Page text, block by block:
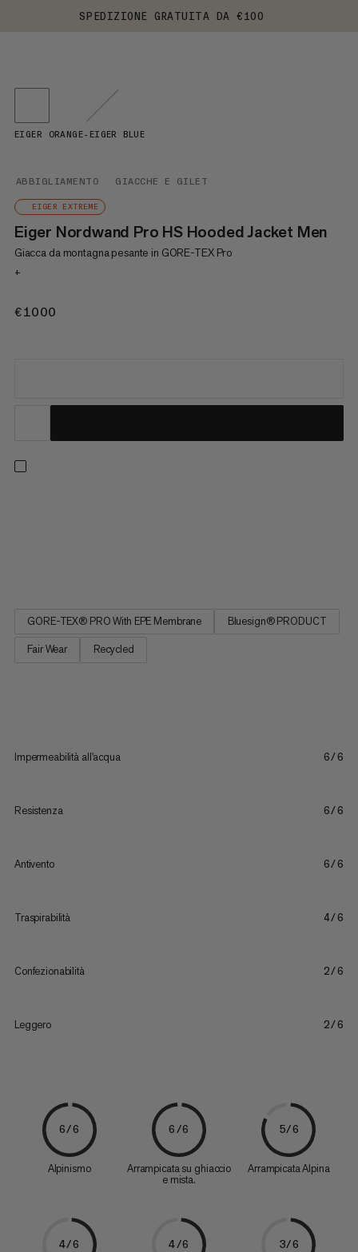
SPEDIZIONE GRATUITA DA €100
ABBIGLIAMENTO GIACCHE E GILET
EIGER EXTREME
Eiger Nordwand Pro HS Hooded Jacket Men
Giacca da montagna pesante in GORE-TEX Pro
+
€1000
EIGER ORANGE-EIGER BLUE
GORE-TEX® PRO With EPE Membrane Bluesign® PRODUCT
Fair Wear Recycled
Impermeabilità all'acqua 6/6
Resistenza 6/6
Antivento 6/6
Traspirabilità 4/6
Confezionabilità 2/6
Leggero 2/6
6/6
Alpinismo
6/6
Arrampicata su ghiaccio
e mista.
5/6
Arrampicata Alpina
4/6 4/6 3/6